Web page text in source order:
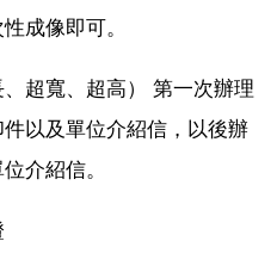
成像即可。
超寬、超高） 第一次辦理
以及單位介紹信，以後辦
介紹信。